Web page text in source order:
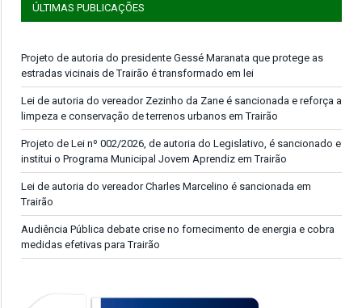
ÚLTIMAS PUBLICAÇÕES
Projeto de autoria do presidente Gessé Maranata que protege as
estradas vicinais de Trairão é transformado em lei
Lei de autoria do vereador Zezinho da Zane é sancionada e reforça a
limpeza e conservação de terrenos urbanos em Trairão
Projeto de Lei nº 002/2026, de autoria do Legislativo, é sancionado e
institui o Programa Municipal Jovem Aprendiz em Trairão
Lei de autoria do vereador Charles Marcelino é sancionada em
Trairão
Audiência Pública debate crise no fornecimento de energia e cobra
medidas efetivas para Trairão